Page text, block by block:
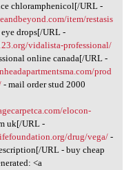
chloramphenicol[/URL -
item/restasis
drops[/URL -
vidalista-professional/
online canada[/URL -
prod
- mail order stud 2000
elocon-
uk[/URL -
drug/vega/-
URL - buy cheap
<a